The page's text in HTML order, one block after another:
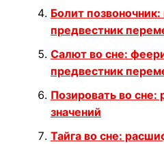
Болит
предвестник
Салют во сне:
предвестник
Позировать во
значений
Тайга во сне: